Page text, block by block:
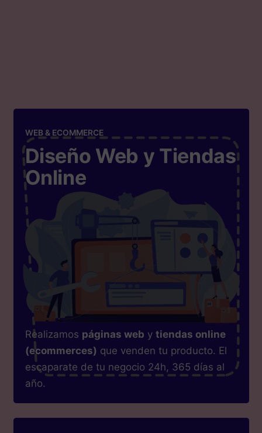
WEB & ECOMMERCE
Diseño Web y Tiendas
Online
Realizamos páginas web y tiendas online
(ecommerces) que venden tu producto. El
escaparate de tu negocio 24h, 365 días al
año.